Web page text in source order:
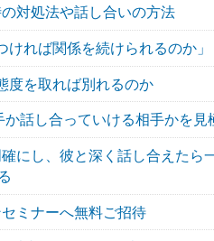
対処法や話し合いの方法
ければ関係を続けられるのか」
を取れば別れるのか
話し合っていける相手かを見
にし、彼と深く話し合えたら
ミナーへ無料ご招待